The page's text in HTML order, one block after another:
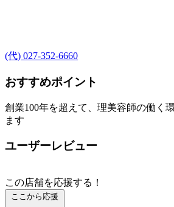
(代) 027-352-6660
おすすめポイント
創業100年を超えて、理美容師の働く
ます
ユーザーレビュー
この店舗を応援する！
ここから応援